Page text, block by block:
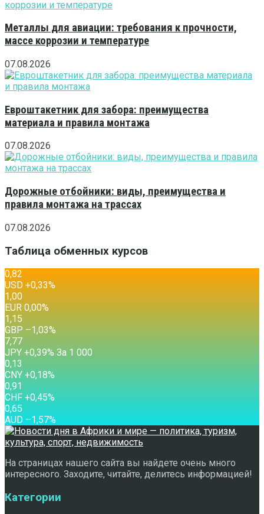
Металлы для авиации: требования к прочности,
массе коррозии и температуре
07.08.2026
Евроштакетник для забора: преимущества
материала и правила монтажа
07.08.2026
Дорожные отбойники: виды, преимущества и
правила монтажа на трассах
07.08.2026
Таблица обменных курсов
0,82
USD +0,33%
1,00
EUR 0,00%
1,15
GBP –1,03%
7,77
JPY +0,39% За 1 000
0,13
CNY +0,18%
0,91
CHF +0,45%
0,65
AUD –1,57%
На страницах нашего сайта вы найдете очень много
интересного. Заходите, читайте, делитесь информацией!
Категории